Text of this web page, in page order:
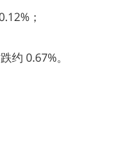
；
约 0.67%。